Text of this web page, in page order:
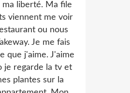
ma liberté. Ma file
viennent me voir
ou nous
Je me fais
que j'aime. J'aime
je regarde la tv et
plantes sur la